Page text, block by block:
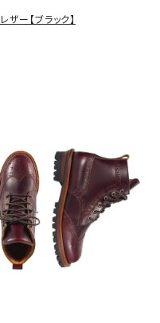
【ブラック】